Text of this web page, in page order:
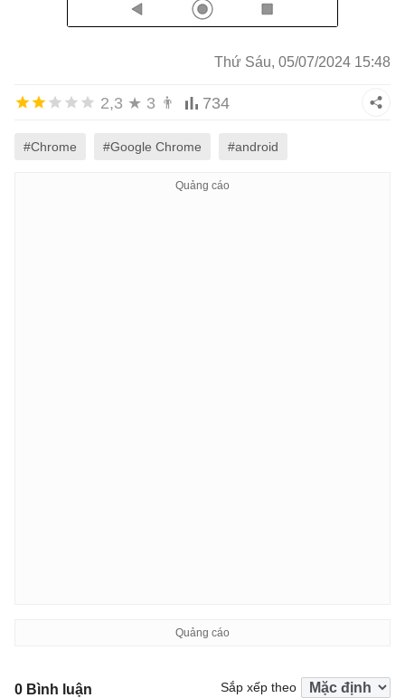
Thứ Sáu, 05/07/2024 15:48
2,3 ★ 3 👨 734
#Chrome #Google Chrome #android
0 Bình luận Sắp xếp theo